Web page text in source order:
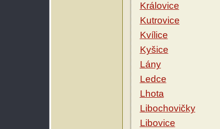
Královice
Kutrovice
Kvílice
Kyšice
Lány
Ledce
Lhota
Libochovičky
Libovice